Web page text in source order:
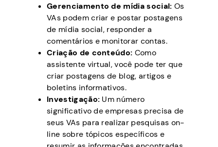
Gerenciamento de mídia social: Os
VAs podem criar e postar postagens
de mídia social, responder a
comentários e monitorar contas.
Criação de conteúdo: Como
assistente virtual, você pode ter que
criar postagens de blog, artigos e
boletins informativos.
Investigação: Um número
significativo de empresas precisa de
seus VAs para realizar pesquisas on-
line sobre tópicos específicos e